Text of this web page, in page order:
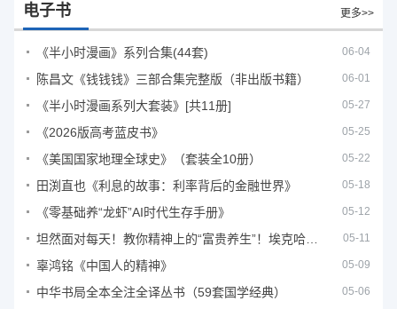
电子书 更多>>
《半小时漫画》系列合集(44套) 06-04
陈昌文《钱钱钱》三部合集完整版（非出版书籍） 06-01
《半小时漫画系列大套装》[共11册] 05-27
《2026版高考蓝皮书》 05-25
《美国国家地理全球史》（套装全10册） 05-22
田渕直也《利息的故事：利率背后的金融世界》 05-18
《零基础养“龙虾”AI时代生存手册》 05-12
05-11
辜鸿铭《中国人的精神》 05-09
中华书局全本全注全译丛书（59套国学经典） 05-06